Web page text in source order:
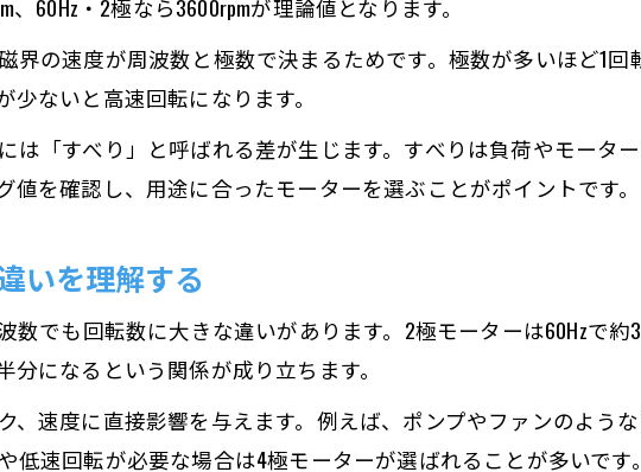
60Hz・2極なら3600rpmが理論値となります。
界の速度が周波数と極数で決まるためです。極数が多いほど1
ないと高速回転になります。
は「すべり」と呼ばれる差が生じます。すべりは負荷やモータ
を確認し、用途に合ったモーターを選ぶことがポイントです。
いを理解する
でも回転数に大きな違いがあります。2極モーターは60Hzで約
になるという関係が成り立ちます。
、速度に直接影響を与えます。例えば、ポンプやファンのよう
速回転が必要な場合は4極モーターが選ばれることが多いです。